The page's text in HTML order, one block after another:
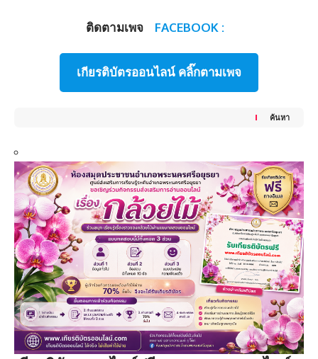
ติดตามเพจ FACEBOOK :
เกียรติบัตรออนไลน์ คลิ๊กตามเพจ
ค้นหา